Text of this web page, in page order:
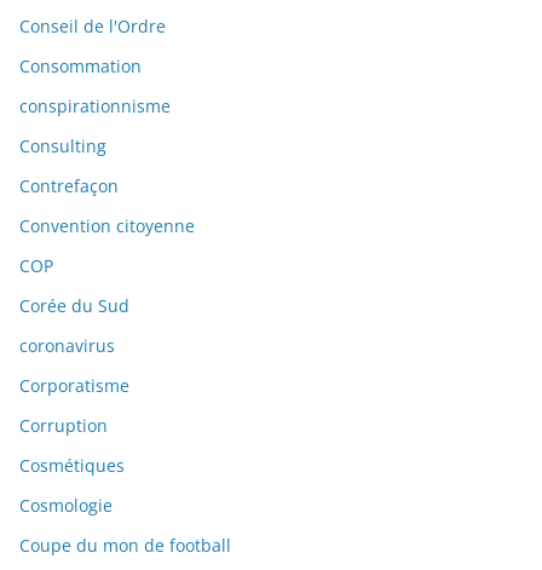
Conseil de l'Ordre
Consommation
conspirationnisme
Consulting
Contrefaçon
Convention citoyenne
COP
Corée du Sud
coronavirus
Corporatisme
Corruption
Cosmétiques
Cosmologie
Coupe du mon de football